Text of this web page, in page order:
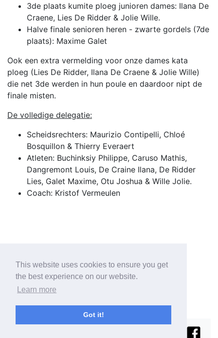
This website uses cookies to ensure you get
the best experience on our website.
Learn more
Got it!
3de plaats kumite ploeg junioren dames: Ilana De
Craene, Lies De Ridder & Jolie Wille.
Halve finale senioren heren - zwarte gordels (7de
plaats): Maxime Galet
Ook een extra vermelding voor onze dames kata
ploeg (Lies De Ridder, Ilana De Craene & Jolie Wille)
die net 3de werden in hun poule en daardoor nipt de
finale misten.
De volledige delegatie:
Scheidsrechters: Maurizio Contipelli, Chloé
Bosquillon & Thierry Everaert
Atleten: Buchinksiy Philippe, Caruso Mathis,
Dangremont Louis, De Craine Ilana, De Ridder
Lies, Galet Maxime, Otu Joshua & Wille Jolie.
Coach: Kristof Vermeulen